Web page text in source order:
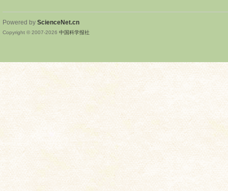
Powered by ScienceNet.cn
Copyright © 2007-2026 中国科学报社